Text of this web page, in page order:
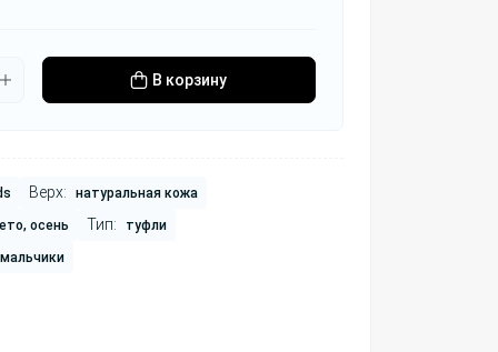
В корзину
Верх: натуральная кожа
осень Тип: туфли